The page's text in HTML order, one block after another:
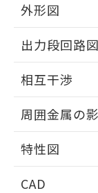
外形図
外形図
出力段回路図
出力段回路図
相互干渉
相互干渉
周囲金属の
周囲金属の影響
特性図
CAD
の
用
指
EU
51物質
※本証明
るもの
また、
物質の
荷製品に
欄に対
既に当
している